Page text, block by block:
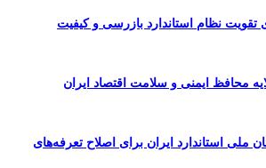
تقویت نظام استاندارد بازرسی و کیفیت
محافظ ایمنی و سلامت اقتصاد ایران
ملی استاندارد ایران برای اصلاح تعرفه‌های